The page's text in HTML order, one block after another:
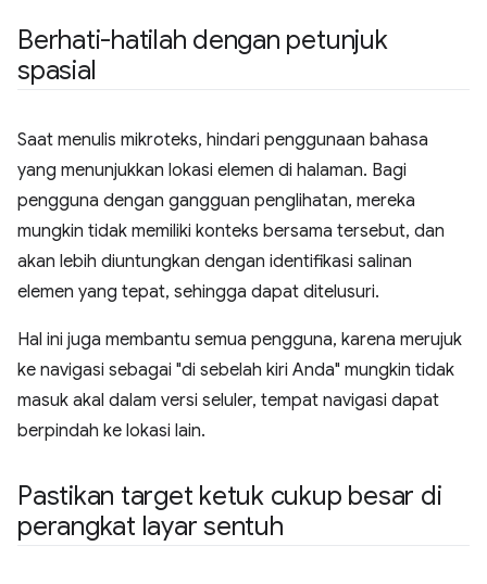
Berhati-hatilah dengan petunjuk
spasial
Saat menulis mikroteks, hindari penggunaan bahasa
yang menunjukkan lokasi elemen di halaman. Bagi
pengguna dengan gangguan penglihatan, mereka
mungkin tidak memiliki konteks bersama tersebut, dan
akan lebih diuntungkan dengan identifikasi salinan
elemen yang tepat, sehingga dapat ditelusuri.
Hal ini juga membantu semua pengguna, karena merujuk
ke navigasi sebagai "di sebelah kiri Anda" mungkin tidak
masuk akal dalam versi seluler, tempat navigasi dapat
berpindah ke lokasi lain.
Pastikan target ketuk cukup besar di
perangkat layar sentuh